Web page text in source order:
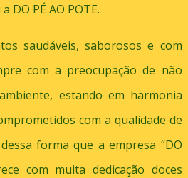
DO PÉ AO POTE.
saudáveis, saborosos e com
com a preocupação de não
estando em harmonia
com a qualidade de
forma que a empresa “DO
com muita dedicação doces